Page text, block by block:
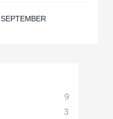
SEPTEMBER
9
3